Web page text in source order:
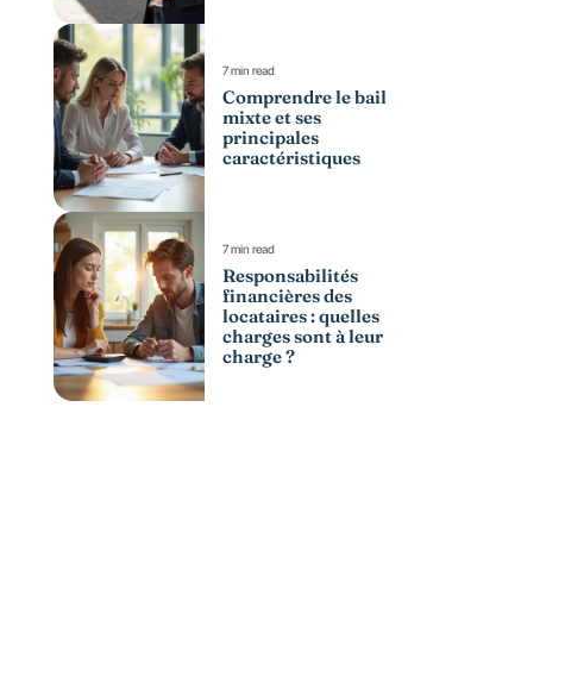
7 min read
Comprendre le bail
mixte et ses
principales
caractéristiques
7 min read
Responsabilités
financières des
locataires : quelles
charges sont à leur
charge ?